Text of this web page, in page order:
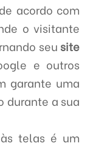
acordo com
o visitante
seu site
e outros
garante uma
durante a sua
telas é um